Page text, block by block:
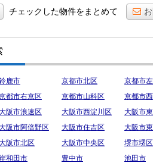
チェックした物件をまとめて
鹿市 京都市北区 京都市
都市右京区 京都市山科区 京都市
阪市浪速区 大阪市西淀川区 大阪市
阪市阿倍野区 大阪市住吉区 大阪市
阪市北区 大阪市中央区 堺市堺区
岸和田市 豊中市 池田市